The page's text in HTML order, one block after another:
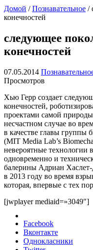
Домой / Познавательное /
конечностей
следующее
конечностей
07.05.2014
Просмотров
Хью Герр создает
конечностей,
проектами самой
несчастном случае во
в качестве главы группы
(MIT Media Lab’s
невероятные технологии
одновременно и
балерины Адриан Хаслет-
в 2013 году во время
которая, впервые с тех
[jwplayer mediaid=»3049″]
Facebook
Вконтакте
Однокласники